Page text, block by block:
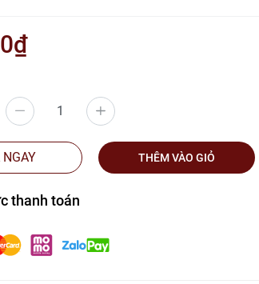
THÊM VÀO GIỎ
thanh toán